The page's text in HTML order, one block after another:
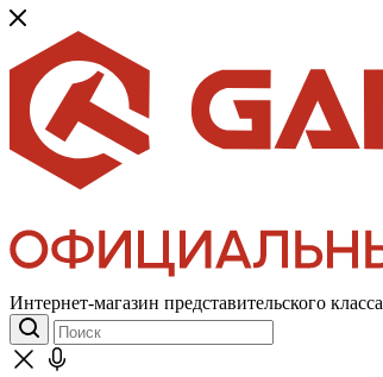
Интернет-магазин представительского класса